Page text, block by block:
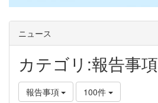
ニュース
カテゴリ:報告事項
報告事項 100件